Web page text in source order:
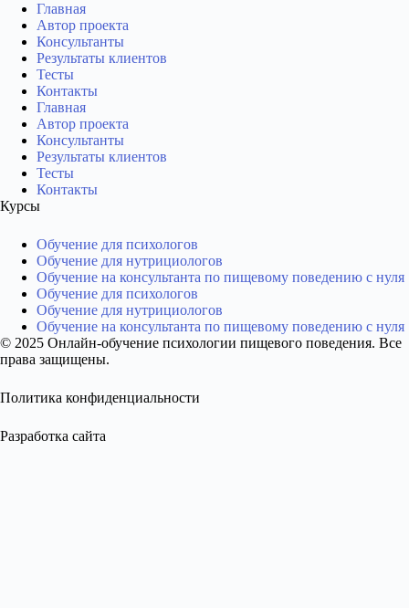
Главная
Автор проекта
Консультанты
Результаты клиентов
Тесты
Контакты
Главная
Автор проекта
Консультанты
Результаты клиентов
Тесты
Контакты
Курсы
Обучение для психологов
Обучение для нутрициологов
Обучение на консультанта по пищевому поведению с нуля
Обучение для психологов
Обучение для нутрициологов
Обучение на консультанта по пищевому поведению с нуля
© 2025 Онлайн-обучение психологии пищевого поведения. Все
права защищены.
Политика конфиденциальности
Разработка сайта